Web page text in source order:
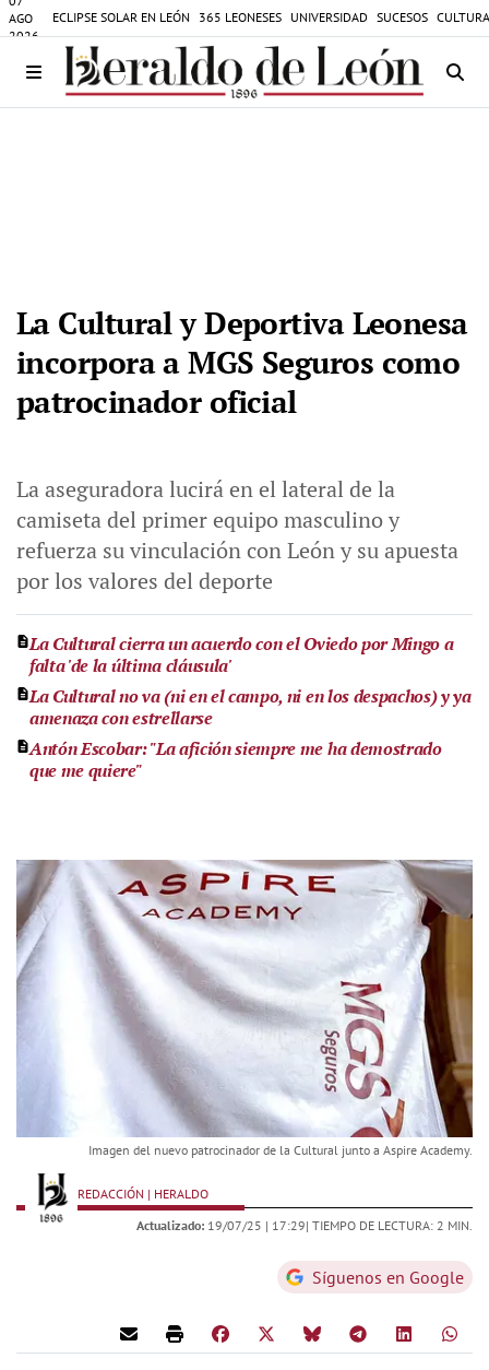
AGO
2026
ECLIPSE SOLAR EN LEÓN 365 LEONESES UNIVERSIDAD SUCESOS
La Cultural y Deportiva Leonesa
incorpora a MGS Seguros como
patrocinador oficial
La aseguradora lucirá en el lateral de la
camiseta del primer equipo masculino y
refuerza su vinculación con León y su apuesta
por los valores del deporte
La Cultural cierra un acuerdo con el Oviedo por Mingo a
falta 'de la última cláusula'
La Cultural no va (ni en el campo, ni en los despachos) y ya
amenaza con estrellarse
Antón Escobar: "La afición siempre me ha demostrado
que me quiere"
Imagen del nuevo patrocinador de la Cultural junto a Aspire Academy.
REDACCIÓN | HERALDO
Actualizado: 19/07/25 | 17:29| TIEMPO DE LECTURA: 2 MIN.
Síguenos en Google